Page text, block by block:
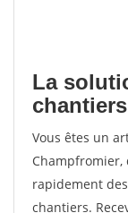
La
Vous êtes un
Champfromier,
rapidement
chantiers.